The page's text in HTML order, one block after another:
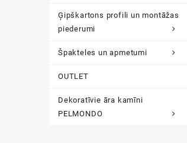
Ģipškartons profili un montāžas
piederumi
Špakteles un apmetumi
OUTLET
Dekoratīvie āra kamīni
PELMONDO